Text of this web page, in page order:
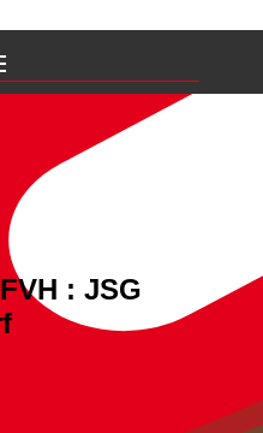
: JSG